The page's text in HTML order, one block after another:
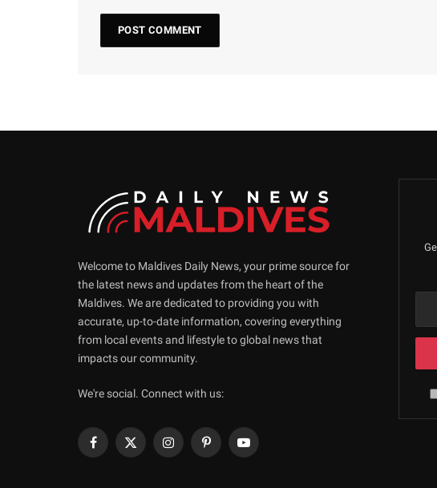
Welcome to Maldives Daily News, your prime source for
the latest news and updates from the heart of the
Maldives. We are dedicated to providing you with
accurate, up-to-date information, covering everything
from local events and lifestyle to global news that
impacts our community.
We're social. Connect with us:
Facebook
X
InstagramPinterestYouTube